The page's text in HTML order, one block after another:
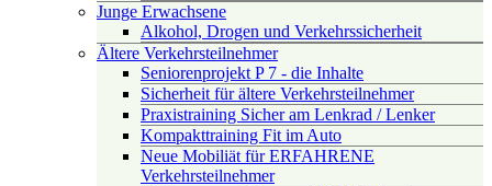
Junge Erwachsene
Alkohol, Drogen und Verkehrssicherheit
Ältere Verkehrsteilnehmer
Seniorenprojekt P 7 - die Inhalte
Sicherheit für ältere Verkehrsteilnehmer
Praxistraining Sicher am Lenkrad / Lenker
Kompakttraining Fit im Auto
Neue Mobiliät für ERFAHRENE
Verkehrsteilnehmer